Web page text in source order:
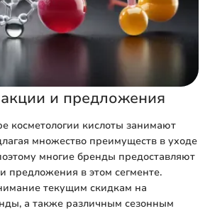
и предложения
косметологии кислоты занимают
множество преимуществ в уходе
многие бренды предоставляют
предложения в этом сегменте.
текущим скидкам на
а также различным сезонным